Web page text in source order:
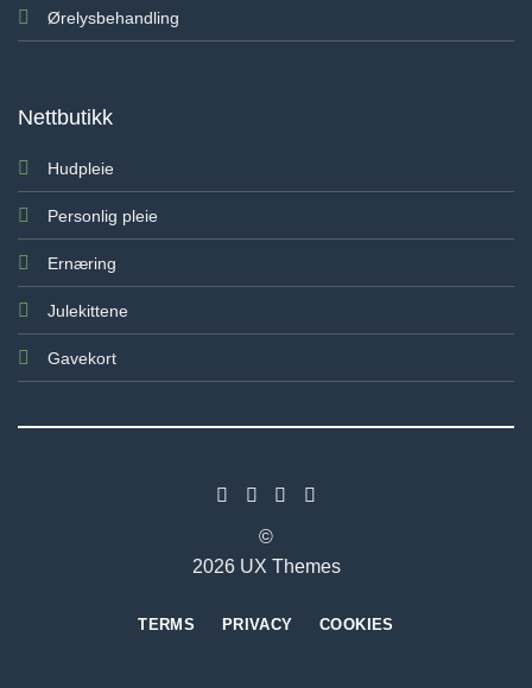
Ørelysbehandling
Nettbutikk
Hudpleie
Personlig pleie
Ernæring
Julekittene
Gavekort
©
2026 UX Themes
TERMS PRIVACY COOKIES